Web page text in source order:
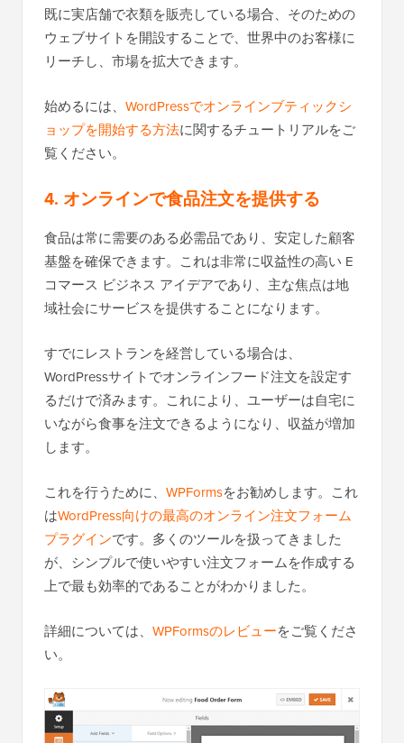
既に実店舗で衣類を販売している場合、そのための
ウェブサイトを開設することで、世界中のお客様に
リーチし、市場を拡大できます。
始めるには、 WordPressでオンラインブティックシ
ョップを開始する方法に関するチュートリアルをご
覧ください。
4. オンラインで食品注文を提供する
食品は常に需要のある必需品であり、安定した顧客
基盤を確保できます。これは非常に収益性の高い E
コマース ビジネス アイデアであり、主な焦点は地
域社会にサービスを提供することになります。
すでにレストランを経営している場合は、
WordPressサイトでオンラインフード注文を設定す
るだけで済みます。これにより、ユーザーは自宅に
いながら食事を注文できるようになり、収益が増加
します。
これを行うために、 WPFormsをお勧めします。これ
はWordPress向けの最高のオンライン注文フォーム
プラグインです。多くのツールを扱ってきました
が、シンプルで使いやすい注文フォームを作成する
上で最も効率的であることがわかりました。
詳細については、 WPFormsのレビューをご覧くださ
い。